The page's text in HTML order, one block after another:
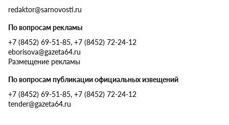
redaktor@sarnovosti.ru
По вопросам рекламы
+7 (8452) 69-51-85, +7 (8452) 72-24-12
eborisova@gazeta64.ru
Размещение рекламы
По вопросам публикации официальных извещений
+7 (8452) 69-51-85, +7 (8452) 72-24-12
tender@gazeta64.ru